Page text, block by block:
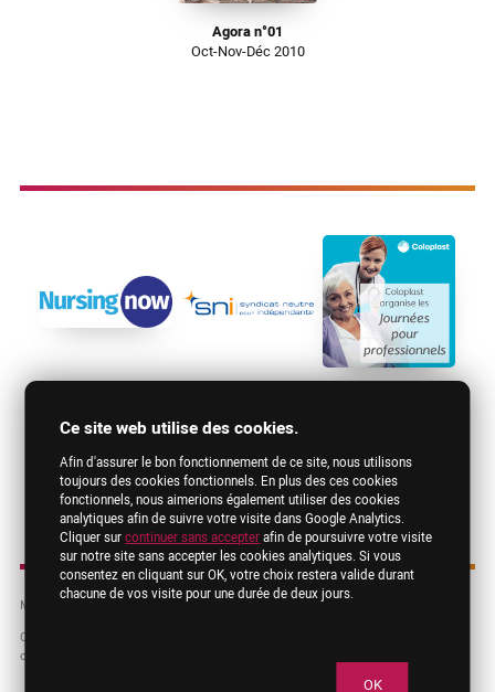
Agora n°01
Oct-Nov-Déc 2010
Mentions légales
Contact
Copyright © 2019 FNIB. Les dénominations, logos et autres images employés sur
ce site sont la propriété exclusive de leur propriétaire.
Ce site web utilise des cookies.
Afin d'assurer le bon fonctionnement de ce site, nous utilisons
toujours des cookies fonctionnels. En plus des ces cookies
fonctionnels, nous aimerions également utiliser des cookies
analytiques afin de suivre votre visite dans Google Analytics.
Cliquer surcontinuer sans accepterafin de poursuivre votre visite
sur notre site sans accepter les cookies analytiques. Si vous
consentez en cliquant sur OK, votre choix restera valide durant
chacune de vos visite pour une durée de deux jours.
OK